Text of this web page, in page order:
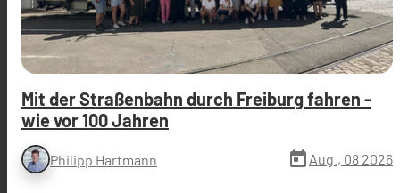
Mit der Straßenbahn durch Freiburg fahren -
wie vor 100 Jahren
Philipp Hartmann today Aug., 08 2026